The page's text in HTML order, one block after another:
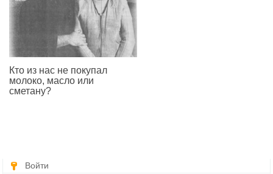
Кто из нас не покупал
молоко, масло или
сметану?
Войти